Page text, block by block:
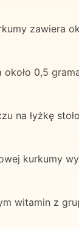
zawiera
0,5
na łyżkę
kurkumy
witamin z